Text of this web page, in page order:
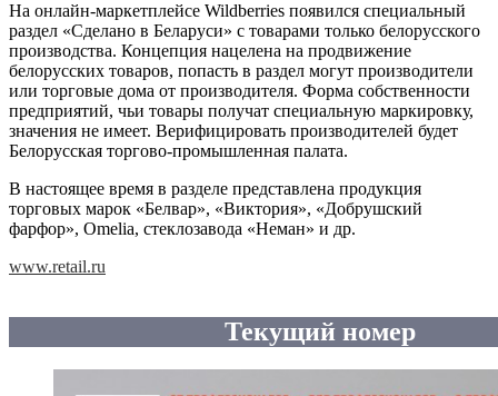
На онлайн-маркетплейсе Wildberries появился специальный
раздел «Сделано в Беларуси» с товарами только белорусского
производства. Концепция нацелена на продвижение
белорусских товаров, попасть в раздел могут производители
или торговые дома от производителя. Форма собственности
предприятий, чьи товары получат специальную маркировку,
значения не имеет. Верифицировать производителей будет
Белорусская торгово-промышленная палата.
В настоящее время в разделе представлена продукция
торговых марок «Белвар», «Виктория», «Добрушский
фарфор», Omelia, стеклозавода «Неман» и др.
www.retail.ru
Текущий номер